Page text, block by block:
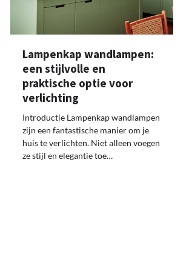
Lampenkap wandlampen:
een stijlvolle en
praktische optie voor
verlichting
Introductie Lampenkap wandlampen
zijn een fantastische manier om je
huis te verlichten. Niet alleen voegen
ze stijl en elegantie toe…